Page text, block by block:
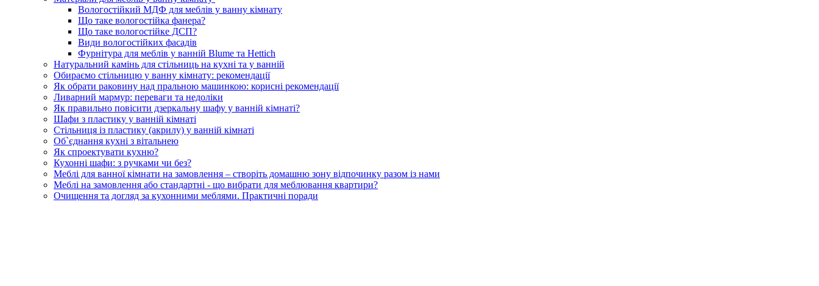
Вологостійкий МДФ для меблів у ванну кімнату
Що таке вологостійка фанера?
Що таке вологостійке ДСП?
Види вологостійких фасадів
Фурнітура для меблів у ванній Blume та Hettich
Натуральний камінь для стільниць на кухні та у ванній
Обираємо стільницю у ванну кімнату: рекомендації
Як обрати раковину над пральною машинкою: корисні рекомендації
Ливарний мармур: переваги та недоліки
Як правильно повісити дзеркальну шафу у ванній кімнаті?
Шафи з пластику у ванній кімнаті
Стільниця із пластику (акрилу) у ванній кімнаті
Об`єднання кухні з вітальнею
Як спроектувати кухню?
Кухонні шафи: з ручками чи без?
Меблі для ванної кімнати на замовлення – створіть домашню зону відпочинку разом із нами
Меблі на замовлення або стандартні - що вибрати для меблювання квартири?
Очищення та догляд за кухонними меблями. Практичні поради